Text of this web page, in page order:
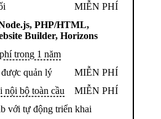
MIỄN PHÍ
PHP/HTML,
Builder, Horizons
trong 1 năm
quản lý
MIỄN PHÍ
nội bộ toàn cầu
MIỄN PHÍ
với tự động triển khai